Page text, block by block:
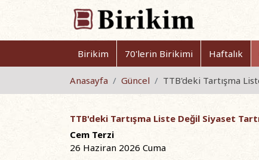
Birikim 70'lerin Birikimi Haftalık
Anasayfa Güncel TTB'deki Tartışma
TTB'deki Tartışma Liste Değil Siyaset
Cem Terzi
26 Haziran 2026 Cuma